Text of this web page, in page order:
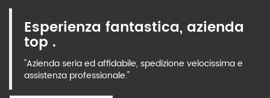
Esperienza fantastica, azienda
top .
"Azienda seria ed affidabile, spedizione velocissima e
assistenza professionale."